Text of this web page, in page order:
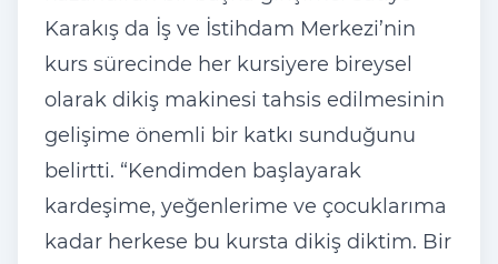
Karakış da İş ve İstihdam Merkezi’nin
kurs sürecinde her kursiyere bireysel
olarak dikiş makinesi tahsis edilmesinin
gelişime önemli bir katkı sunduğunu
belirtti. “Kendimden başlayarak
kardeşime, yeğenlerime ve çocuklarıma
kadar herkese bu kursta dikiş diktim. Bir